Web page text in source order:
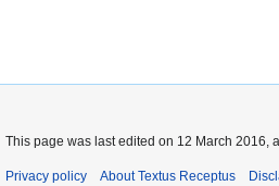
This page was last edited on 12 March 2016,
Privacy policy About Textus Receptus